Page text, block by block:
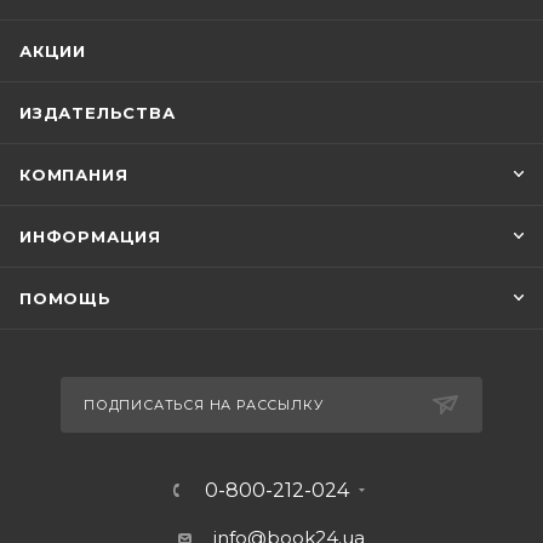
АКЦИИ
ИЗДАТЕЛЬСТВА
КОМПАНИЯ
ИНФОРМАЦИЯ
ПОМОЩЬ
ПОДПИСАТЬСЯ НА РАССЫЛКУ
0-800-212-024
info@book24.ua